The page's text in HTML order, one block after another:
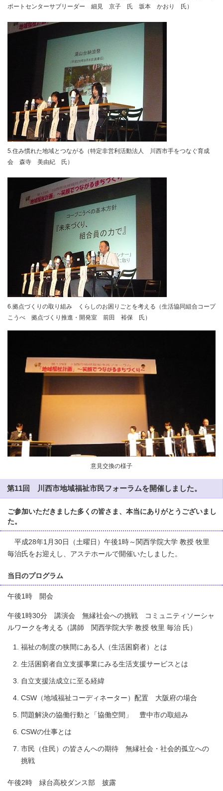
ポートセンターサブリーダー 細見 京子 氏 坂本 かおり 氏）
5.住み慣れた地域とつながる（特定非営利活動法人 川西市手をつなぐ育成
会 森寺 美由紀 氏）
6.拠点づくりの取り組み くらしのお困りごとを考える（生活協同組合コープ
こうべ 拠点づくり推進・開発室 前田 裕保 氏）
意見交換の様子
第11回 川西市地域福祉市民フォーラムを開催しました。
ご参加いただきました多くの皆さま、本当にありがとうございまし
た。
平成28年1月30日（土曜日）午後1時～関西学院大学 教授 牧里
毎治氏をお迎えし、アステホールで開催いたしました。
当日のプログラム
午後1時 開会
午後1時30分 講演会 無縁社会への挑戦 コミュニティソーシャ
ルワークを考える（講師 関西学院大学 教授 牧里 毎治 氏）
福祉の制度の狭間にある人（生活困窮者）とは
生活困窮者自立支援事業にみる生活支援サービスとは
自立支援法成立に至る経緯
CSW（地域福祉コーディネーター）配置 大阪府の場合
問題解決の協働行動と「協働空間」 豊中市の取組み
CSWの仕事とは
市民（住民）の皆さんへの期待 無縁社会・社会的孤立への
挑戦
午後2時 緑台高校ダンス部 披露